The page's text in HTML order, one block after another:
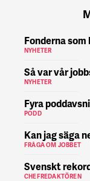
Fonderna
NYHETER
Så var vår
NYHETER
Fyra
PODD
Kan jag säga
FRÅGA OM JOBBET
Svenskt
CHEFREDAKTÖREN